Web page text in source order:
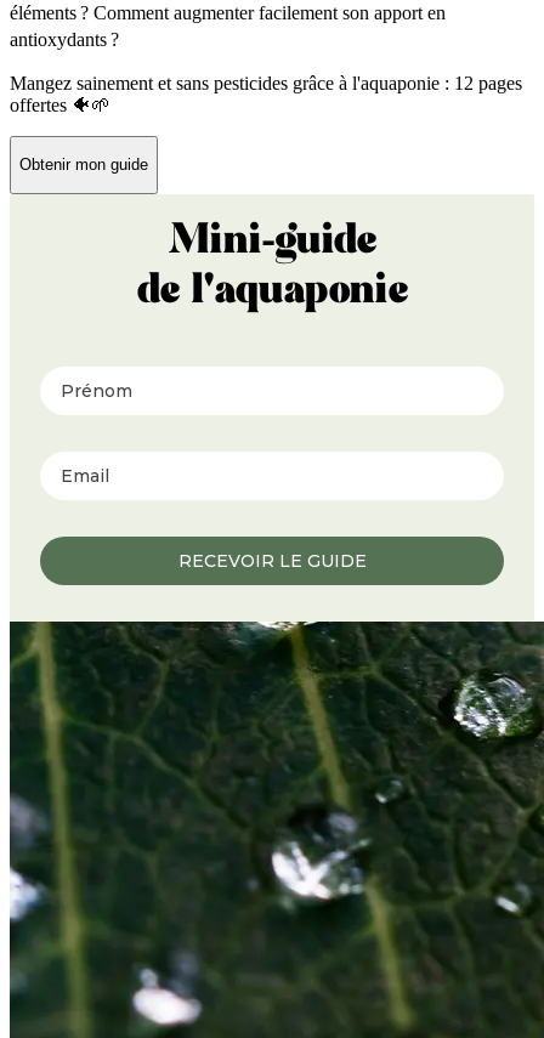
éléments ? Comment augmenter facilement son apport en
antioxydants ?
Mangez sainement et sans pesticides grâce à l'aquaponie : 12 pages
offertes 🐠🌱
Obtenir mon guide
Mini-guide
de l'aquaponie
Prénom
RECEVOIR LE GUIDE